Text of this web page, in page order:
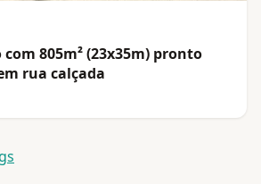
805m² (23x35m) pronto
rua calçada